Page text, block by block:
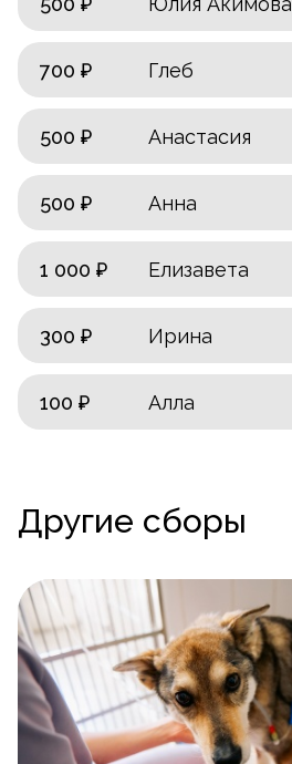
700 ₽ Глеб
500 ₽ Анастасия
500 ₽ Анна
1 000 ₽ Елизавета
300 ₽ Ирина
100 ₽ Алла
Другие сборы